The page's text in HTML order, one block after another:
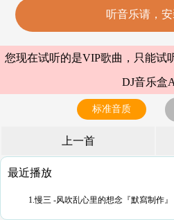
听音乐请，
您现在试听的是VIP歌曲，只能试
DJ音乐盒
标准音质
上一首
最近播放
1.慢三 -风吹乱心里的想念『默寫制作』